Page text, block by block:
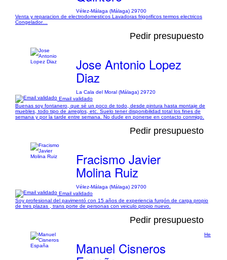
Vélez-Málaga (Málaga) 29700
Venta y reparacion de electrodomesticos Lavadoras frigorificos termos electricos
Congelador…
Pedir presupuesto
Jose Antonio Lopez
Diaz
La Cala del Moral (Málaga) 29720
Email validado
Buenas soy fontanero, que sé un poco de todo, desde pintura hasta montaje de
muebles, todo tipo de arreglos, etc. Suelo tener disponibilidad total los fines de
semana y por la tarde entre semana. No dude en ponerse en contacto conmigo.
Pedir presupuesto
Fracismo Javier
Molina Ruiz
Vélez-Málaga (Málaga) 29700
Email validado
Soy profesional del pavimentó con 15 años de experiencia furgón de carga propio
de tres plazas , trans porte de personas con veiculo propio nuevo.
Pedir presupuesto
Manuel Cisneros
He